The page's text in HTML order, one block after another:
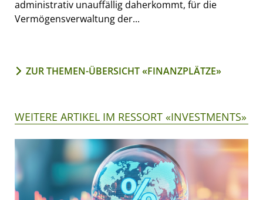
administrativ unauffällig daherkommt, für die
Vermögensverwaltung der...
ZUR THEMEN-ÜBERSICHT «FINANZPLÄTZE»
WEITERE ARTIKEL IM RESSORT «INVESTMENTS»